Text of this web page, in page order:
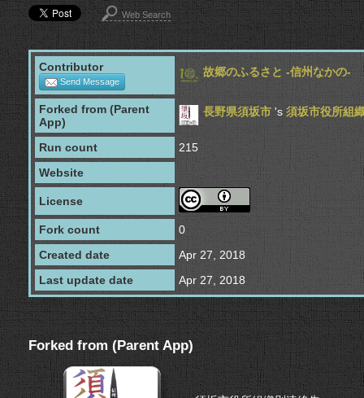
Web Search
Contributor
Send Message
故郷のふるさと -信州なかの-
Forked from (Parent
App)
長野県須坂市 's 須坂市役所組
Run count
215
Website
License
Fork count
0
Created date
Apr 27, 2018
Last update date
Apr 27, 2018
Forked from (Parent App)